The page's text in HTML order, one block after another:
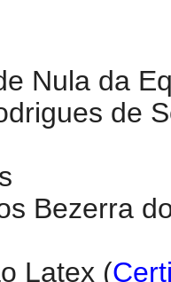
Nula da
de
Bezerra
Latex (